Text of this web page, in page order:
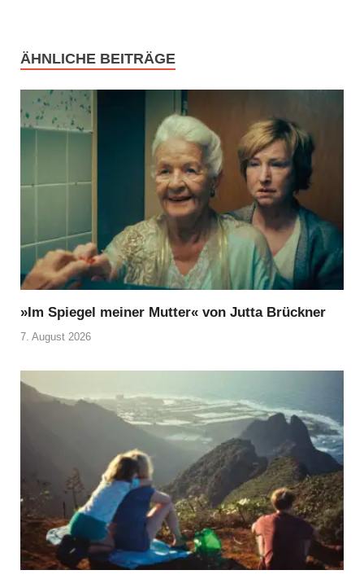
ÄHNLICHE BEITRÄGE
»Im Spiegel meiner Mutter« von Jutta Brückner
7. August 2026